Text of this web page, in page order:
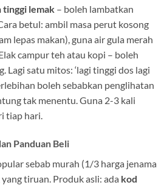
tinggi lemak – boleh lambatkan
betul: ambil masa perut kosong
lepas makan), guna air gula merah
campur teh atau kopi – boleh
Lagi satu mitos: ‘lagi tinggi dos lagi
boleh sebabkan penglihatan
tak menentu. Guna 2-3 kali
tiap hari.
Panduan Beli
sebab murah (1/3 harga jenama
tiruan. Produk asli: ada kod